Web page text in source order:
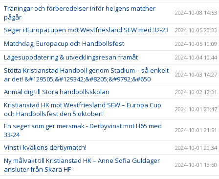
Träningar och förberedelser inför helgens matcher
pågår
2024-10-08 14:53
Seger i Europacupen mot Westfriesland SEW med 32-23 2024-10-05 20:33
Matchdag, Europacup och Handbollsfest 2024-10-05 10:09
Lägesuppdatering & utvecklingsresan framåt 2024-10-04 10:44
Stötta Kristianstad Handboll genom Stadium – så enkelt
är det! &#129505;&#129342;&#8205;&#9792;&#650
2024-10-03 14:27
Anmäl dig till Stora handbollsskolan 2024-10-02 12:31
Kristianstad HK mot Westfriesland SEW – Europa Cup
och Handbollsfest den 5 oktober!
2024-10-01 23:47
En seger som ger mersmak - Derbyvinst mot H65 med
33-24
2024-10-01 21:51
Vinst i kvällens derbymatch! 2024-10-01 20:34
Ny målvakt till Kristianstad HK – Anne Sofia Guldager
ansluter från Skara HF
2024-10-01 13:50